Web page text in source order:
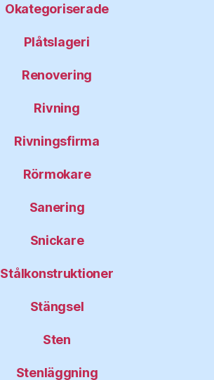
Okategoriserade
Plåtslageri
Renovering
Rivning
Rivningsfirma
Rörmokare
Sanering
Snickare
Stålkonstruktioner
Stängsel
Sten
Stenläggning